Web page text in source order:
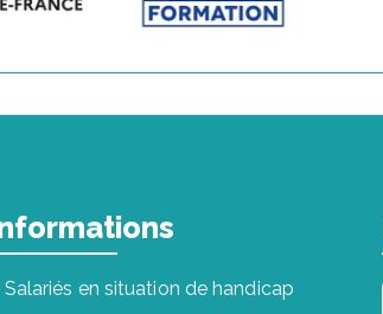
Salariés en situation de handicap